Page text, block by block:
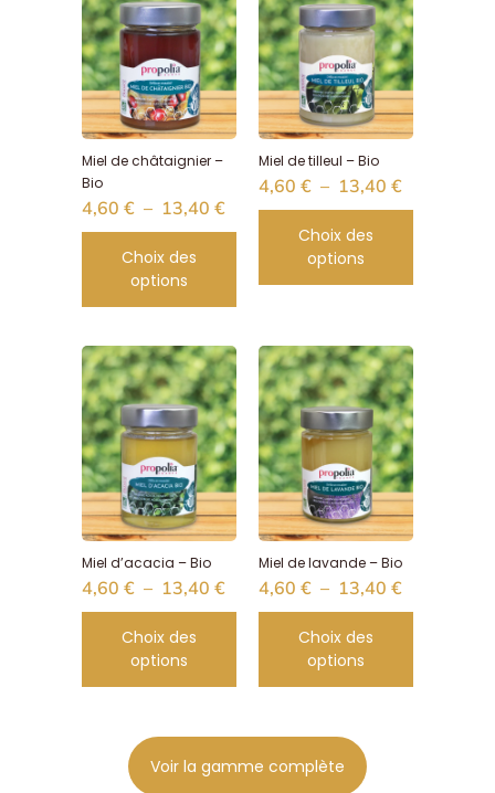
Miel de châtaignier –
Bio
4,60 € – 13,40 €
Choix des
options
Miel de tilleul – Bio
4,60 € – 13,40 €
Choix des
options
Miel d’acacia – Bio
4,60 € – 13,40 €
Choix des
options
Miel de lavande – Bio
4,60 € – 13,40 €
Choix des
options
Voir la gamme complète